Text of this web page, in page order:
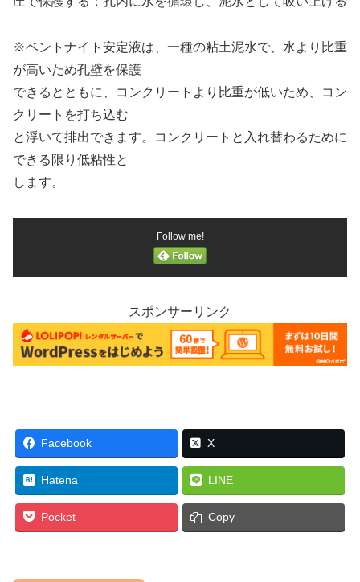
※ベントナイト安定液は、一種の粘土泥水で、水より比重
が高いため孔壁を保護
できるとともに、コンクリートより比重が低いため、コン
クリートを打ち込む
と浮いて排出できます。コンクリートと入れ替わるために
できる限り低粘性と
します。
Follow me!
スポンサーリンク
Facebook X
Hatena LINE
Pocket Copy